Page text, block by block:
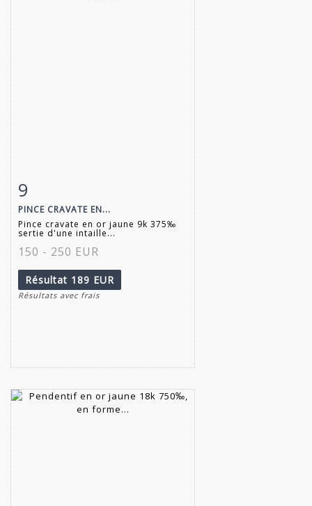
Fiche détaillée
9
PINCE CRAVATE EN...
Pince cravate en or jaune 9k 375‰
sertie d'une intaille...
150 - 250 EUR
Résultat 189 EUR
Résultats avec frais